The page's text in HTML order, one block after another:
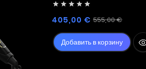
    
405,00 € 555,00 €
Добавить в корзину